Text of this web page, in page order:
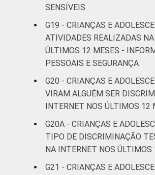
SENSÍVEIS
G19 - CRIANÇAS E
ATIVIDADES REALIZADAS
ÚLTIMOS 12 MESES -
PESSOAIS E SEGURANÇA
G20 - CRIANÇAS E
VIRAM ALGUÉM SER
INTERNET NOS ÚLTIMOS 12
G20A - CRIANÇAS E
TIPO DE DISCRIMINAÇÃO
NA INTERNET NOS ÚLTIMOS
G21 - CRIANÇAS E